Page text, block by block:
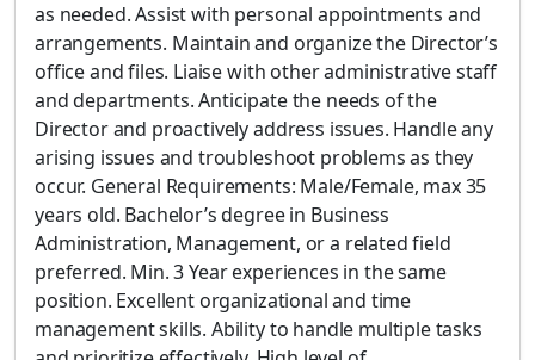
as needed. Assist with personal appointments and
arrangements. Maintain and organize the Director’s
office and files. Liaise with other administrative staff
and departments. Anticipate the needs of the
Director and proactively address issues. Handle any
arising issues and troubleshoot problems as they
occur. General Requirements: Male/Female, max 35
years old. Bachelor’s degree in Business
Administration, Management, or a related field
preferred. Min. 3 Year experiences in the same
position. Excellent organizational and time
management skills. Ability to handle multiple tasks